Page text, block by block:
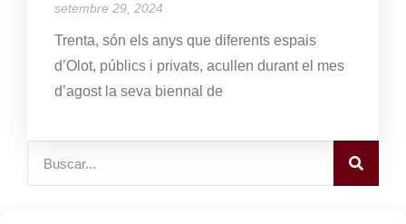
setembre 29, 2024
Trenta, són els anys que diferents espais
d’Olot, públics i privats, acullen durant el mes
d’agost la seva biennal de